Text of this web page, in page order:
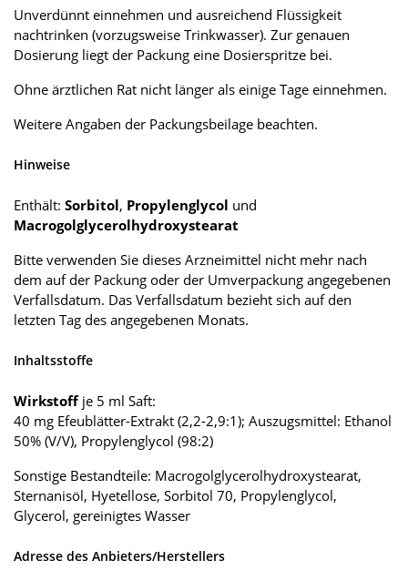
Unverdünnt einnehmen und ausreichend Flüssigkeit
nachtrinken (vorzugsweise Trinkwasser). Zur genauen
Dosierung liegt der Packung eine Dosierspritze bei.
Ohne ärztlichen Rat nicht länger als einige Tage einnehmen.
Weitere Angaben der Packungsbeilage beachten.
Hinweise
Enthält: Sorbitol, Propylenglycol und
Macrogolglycerolhydroxystearat
Bitte verwenden Sie dieses Arzneimittel nicht mehr nach
dem auf der Packung oder der Umverpackung angegebenen
Verfallsdatum. Das Verfallsdatum bezieht sich auf den
letzten Tag des angegebenen Monats.
Inhaltsstoffe
Wirkstoff je 5 ml Saft:
40 mg Efeublätter-Extrakt (2,2-2,9:1); Auszugsmittel: Ethanol
50% (V/V), Propylenglycol (98:2)
Sonstige Bestandteile: Macrogolglycerolhydroxystearat,
Sternanisöl, Hyetellose, Sorbitol 70, Propylenglycol,
Glycerol, gereinigtes Wasser
Adresse des Anbieters/Herstellers